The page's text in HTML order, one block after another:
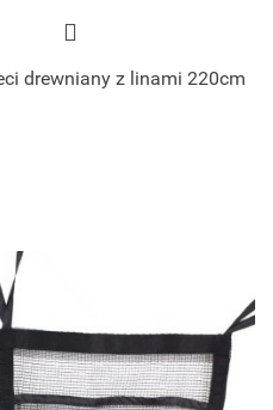
drewniany z linami 220cm